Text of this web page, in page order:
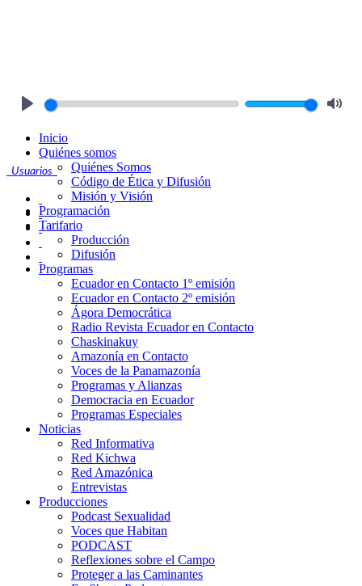
Usuarios
Inicio
Quiénes somos
Quiénes Somos
Código de Ética y Difusión
Misión y Visión
Programación
Tarifario
Producción
Difusión
Programas
Ecuador en Contacto 1º emisión
Ecuador en Contacto 2º emisión
Ágora Democrática
Radio Revista Ecuador en Contacto
Chaskinakuy
Amazonía en Contacto
Voces de la Panamazonía
Programas y Alianzas
Democracia en Ecuador
Programas Especiales
Noticias
Red Informativa
Red Kichwa
Red Amazónica
Entrevistas
Producciones
Podcast Sexualidad
Voces que Habitan
PODCAST
Reflexiones sobre el Campo
Proteger a las Caminantes